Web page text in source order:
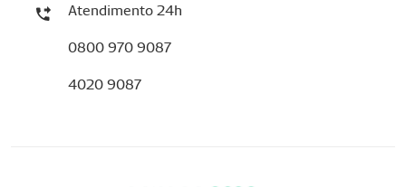
Atendimento 24h
0800 970 9087
4020 9087